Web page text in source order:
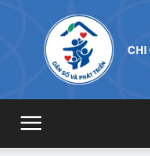
CHI